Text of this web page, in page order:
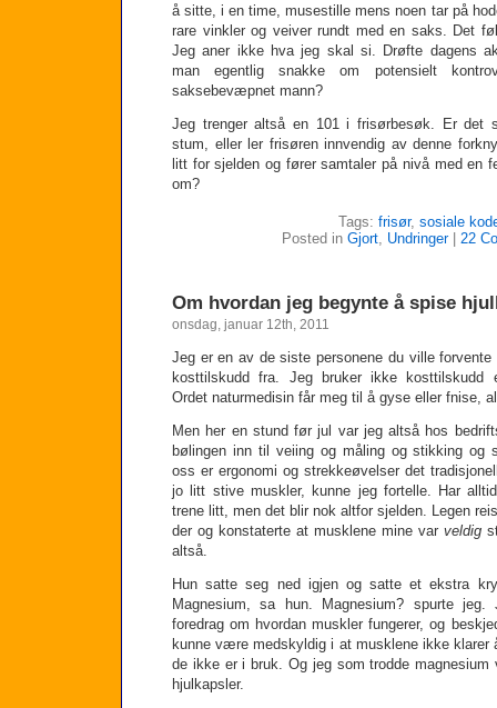
å sitte, i en time, musestille mens noen tar på
rare vinkler og veiver rundt med en saks. Det
Jeg aner ikke hva jeg skal si. Drøfte dagens
man egentlig snakke om potensielt
saksebevæpnet mann?
Jeg trenger altså en 101 i frisørbesøk. Er det
stum, eller ler frisøren innvendig av denne
litt for sjelden og fører samtaler på nivå med en
om?
Tags: frisør, sosiale
Posted in Gjort, Undringer| 22
Om hvordan jeg begynte å spise
onsdag, januar 12th, 2011
Jeg er en av de siste personene du ville
kosttilskudd fra. Jeg bruker ikke kosttilskudd
Ordet naturmedisin får meg til å gyse eller fnise,
Men her en stund før jul var jeg altså hos
bølingen inn til veiing og måling og stikking og
oss er ergonomi og strekkeøvelser det
jo litt stive muskler, kunne jeg fortelle. Har
trene litt, men det blir nok altfor sjelden. Legen
der og konstaterte at musklene mine var veldig
altså.
Hun satte seg ned igjen og satte et ekstra
Magnesium, sa hun. Magnesium? spurte
foredrag om hvordan muskler fungerer, og
kunne være medskyldig i at musklene ikke klarer
de ikke er i bruk. Og jeg som trodde
hjulkapsler.